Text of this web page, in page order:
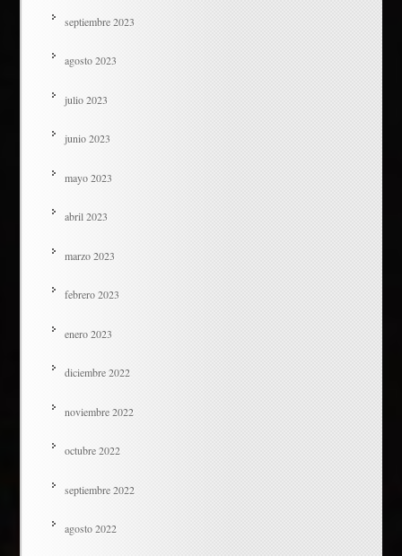
septiembre 2023
agosto 2023
julio 2023
junio 2023
mayo 2023
abril 2023
marzo 2023
febrero 2023
enero 2023
diciembre 2022
noviembre 2022
octubre 2022
septiembre 2022
agosto 2022